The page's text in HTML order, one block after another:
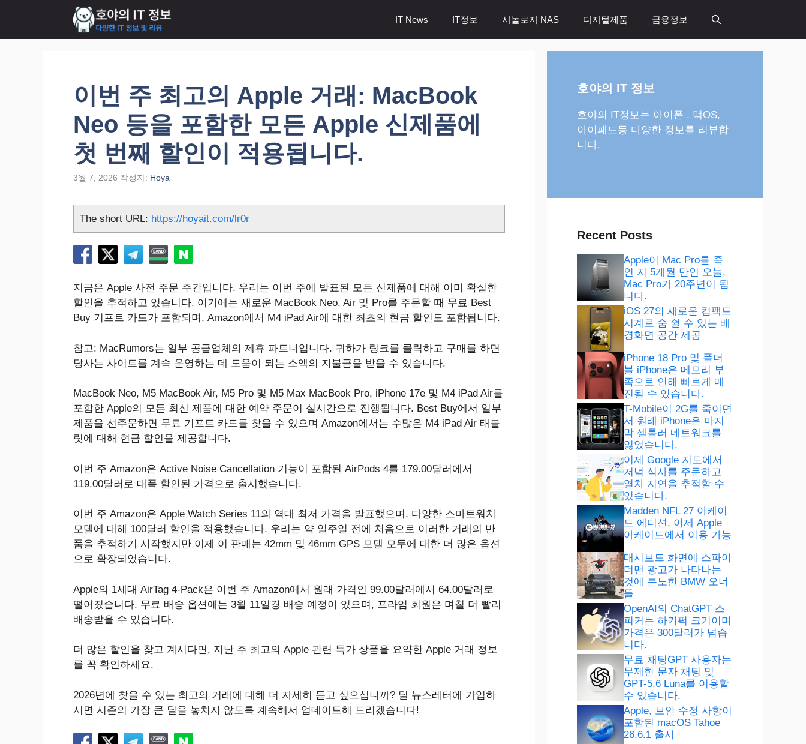
츠
IT News IT정보 시놀로지 NAS 디지털제품 금융정보
이번 주 최고의 Apple 거래: MacBook
Neo 등을 포함한 모든 Apple 신제품에
첫 번째 할인이 적용됩니다.
3월 7, 2026 작성자: Hoya
The short URL: https://hoyait.com/lr0r
지금은 Apple 사전 주문 주간입니다. 우리는 이번 주에 발표된 모든 신제품에 대해 이미 확실한
할인을 추적하고 있습니다. 여기에는 새로운 MacBook Neo, Air 및 Pro를 주문할 때 무료 Best
Buy 기프트 카드가 포함되며, Amazon에서 M4 iPad Air에 대한 최초의 현금 할인도 포함됩니다.
참고: MacRumors는 일부 공급업체의 제휴 파트너입니다. 귀하가 링크를 클릭하고 구매를 하면
당사는 사이트를 계속 운영하는 데 도움이 되는 소액의 지불금을 받을 수 있습니다.
MacBook Neo, M5 MacBook Air, M5 Pro 및 M5 Max MacBook Pro, iPhone 17e 및 M4 iPad Air를
포함한 Apple의 모든 최신 제품에 대한 예약 주문이 실시간으로 진행됩니다. Best Buy에서 일부
제품을 선주문하면 무료 기프트 카드를 찾을 수 있으며 Amazon에서는 수많은 M4 iPad Air 태블
릿에 대해 현금 할인을 제공합니다.
이번 주 Amazon은 Active Noise Cancellation 기능이 포함된 AirPods 4를 179.00달러에서
119.00달러로 대폭 할인된 가격으로 출시했습니다.
이번 주 Amazon은 Apple Watch Series 11의 역대 최저 가격을 발표했으며, 다양한 스마트워치
모델에 대해 100달러 할인을 적용했습니다. 우리는 약 일주일 전에 처음으로 이러한 거래의 반
품을 추적하기 시작했지만 이제 이 판매는 42mm 및 46mm GPS 모델 모두에 대한 더 많은 옵션
으로 확장되었습니다.
Apple의 1세대 AirTag 4-Pack은 이번 주 Amazon에서 원래 가격인 99.00달러에서 64.00달러로
떨어졌습니다. 무료 배송 옵션에는 3월 11일경 배송 예정이 있으며, 프라임 회원은 며칠 더 빨리
배송받을 수 있습니다.
더 많은 할인을 찾고 계시다면, 지난 주 최고의 Apple 관련 특가 상품을 요약한 Apple 거래 정보
를 꼭 확인하세요.
2026년에 찾을 수 있는 최고의 거래에 대해 더 자세히 듣고 싶으십니까? 딜 뉴스레터에 가입하
시면 시즌의 가장 큰 딜을 놓치지 않도록 계속해서 업데이트해 드리겠습니다!
호야의 IT 정보
호야의 IT정보는 아이폰 , 맥OS,
아이패드등 다양한 정보를 리뷰합
니다.
Recent Posts
Apple이 Mac Pro를 죽
인 지 5개월 만인 오늘,
Mac Pro가 20주년이 됩
니다.
iOS 27의 새로운 컴팩트
시계로 숨 쉴 수 있는 배
경화면 공간 제공
iPhone 18 Pro 및 폴더
블 iPhone은 메모리 부
족으로 인해 빠르게 매
진될 수 있습니다.
T-Mobile이 2G를 죽이면
서 원래 iPhone은 마지
막 셀룰러 네트워크를
잃었습니다.
이제 Google 지도에서
저녁 식사를 주문하고
열차 지연을 추적할 수
있습니다.
Madden NFL 27 아케이
드 에디션, 이제 Apple
아케이드에서 이용 가능
대시보드 화면에 스파이
더맨 광고가 나타나는
것에 분노한 BMW 오너
들
OpenAI의 ChatGPT 스
피커는 하키퍽 크기이며
가격은 300달러가 넘습
니다.
무료 채팅GPT 사용자는
무제한 문자 채팅 및
GPT-5.6 Luna를 이용할
수 있습니다.
Apple, 보안 수정 사항이
포함된 macOS Tahoe
26.6.1 출시